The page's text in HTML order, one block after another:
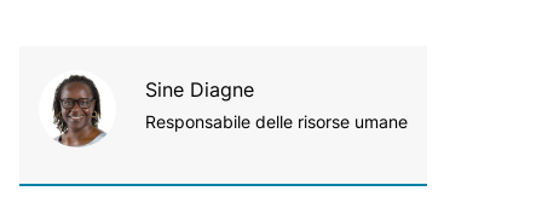
Sine Diagne
Responsabile delle risorse umane